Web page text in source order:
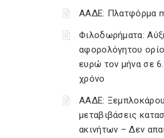
ΑΑΔΕ: Πλατφόρμα
Φιλοδωρήματα:
αφορολόγητου
ευρώ τον μήνα σε
χρόνο
ΑΑΔΕ:
μεταβιβάσεις
ακινήτων – Δεν